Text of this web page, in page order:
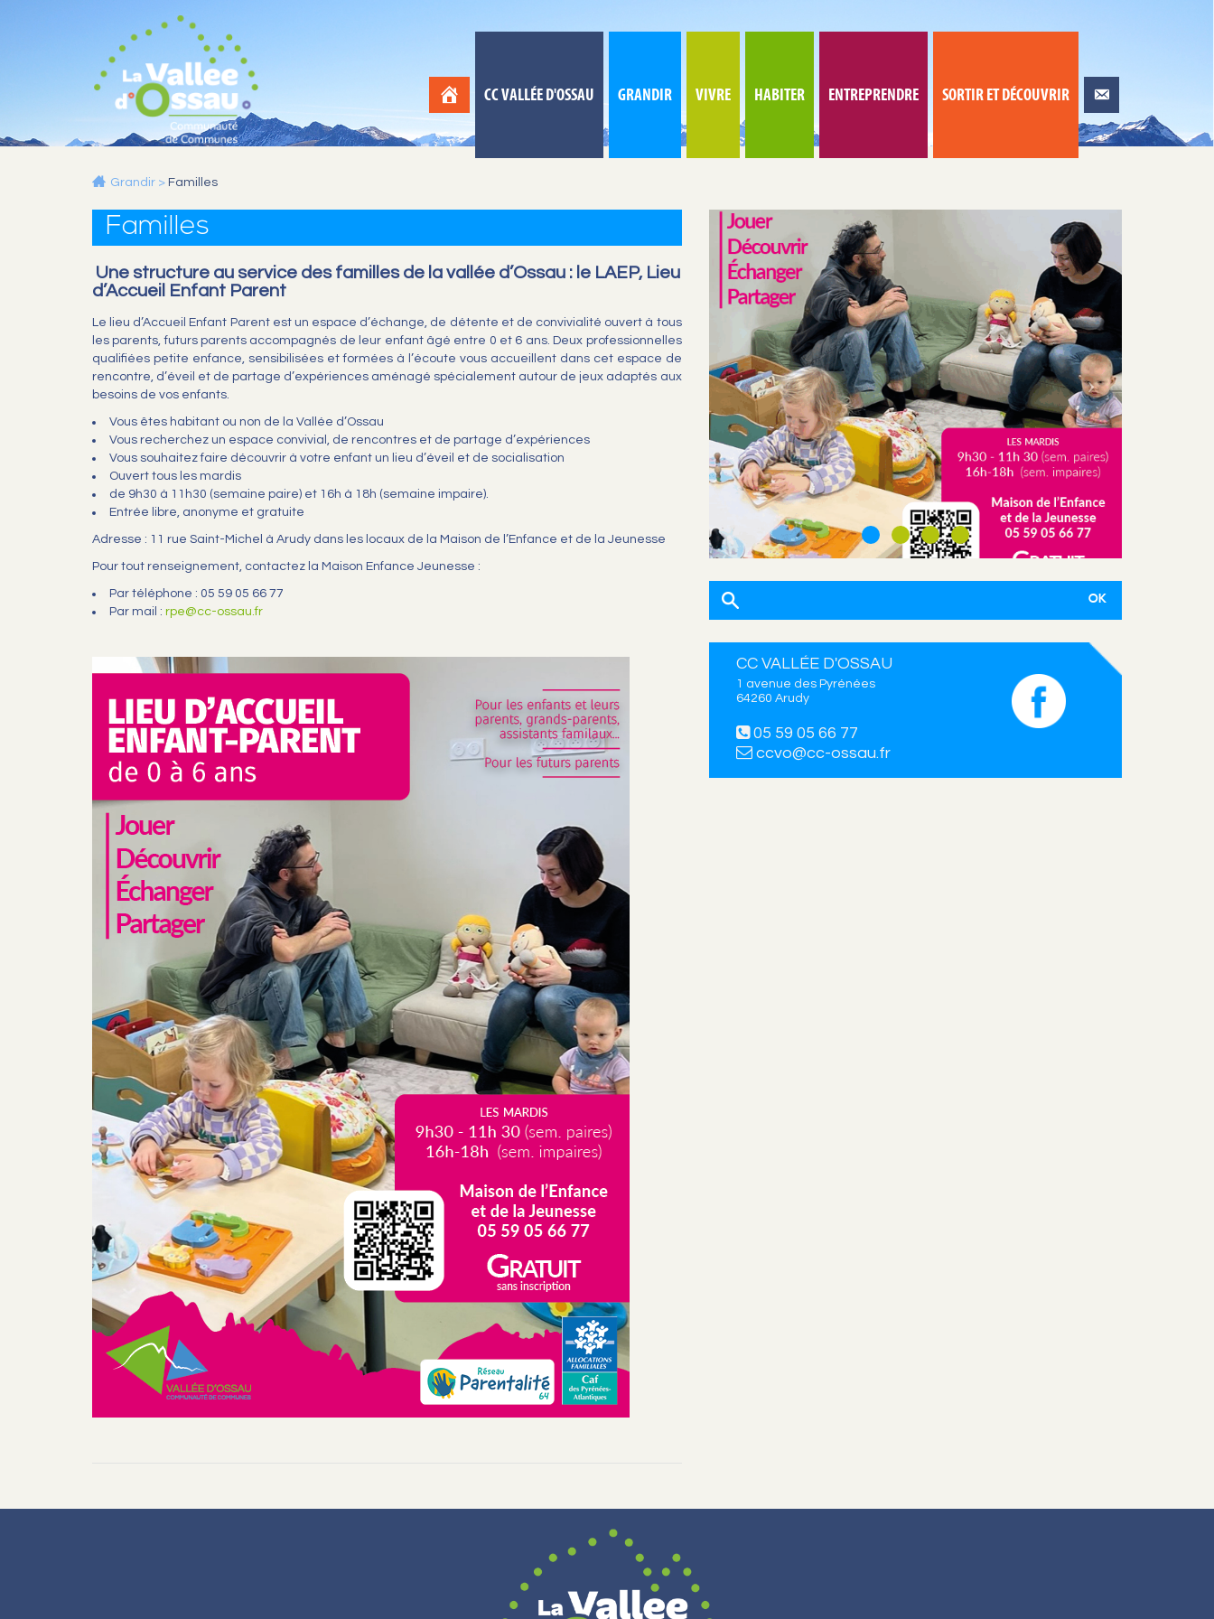
CC VALLÉE D'OSSAU GRANDIR VIVRE HABITER ENTREPRENDRE SORTIR ET DÉCOUVRIR
Grandir > Familles
Familles
Une structure au service des familles de la vallée d’Ossau : le LAEP, Lieu
d’Accueil Enfant Parent
Le lieu d’Accueil Enfant Parent est un espace d’échange, de détente et de convivialité ouvert à tous
les parents, futurs parents accompagnés de leur enfant âgé entre 0 et 6 ans. Deux professionnelles
qualifiées petite enfance, sensibilisées et formées à l’écoute vous accueillent dans cet espace de
rencontre, d’éveil et de partage d’expériences aménagé spécialement autour de jeux adaptés aux
besoins de vos enfants.
Vous êtes habitant ou non de la Vallée d’Ossau
Vous recherchez un espace convivial, de rencontres et de partage d’expériences
Vous souhaitez faire découvrir à votre enfant un lieu d’éveil et de socialisation
Ouvert tous les mardis
de 9h30 à 11h30 (semaine paire) et 16h à 18h (semaine impaire).
Entrée libre, anonyme et gratuite
Adresse : 11 rue Saint-Michel à Arudy dans les locaux de la Maison de l’Enfance et de la Jeunesse
Pour tout renseignement, contactez la Maison Enfance Jeunesse :
Par téléphone : 05 59 05 66 77
Par mail : rpe@cc-ossau.fr
CC VALLÉE D'OSSAU
1 avenue des Pyrénées
64260 Arudy
05 59 05 66 77
ccvo@cc-ossau.fr